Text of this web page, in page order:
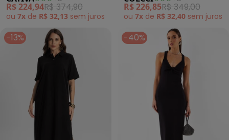
(Preto)
R$ 224,94R$ 374,90
ou 7x de R$ 32,13 sem juros
R$ 226,85R$ 349,00
ou 7x de R$ 32,40 sem juros
-13% -40%